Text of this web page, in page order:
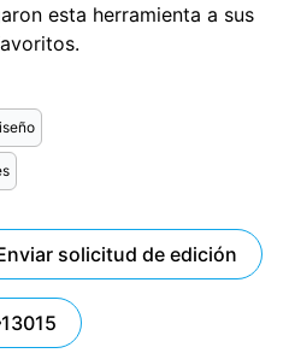
esta herramienta a sus
solicitud de edición
13015